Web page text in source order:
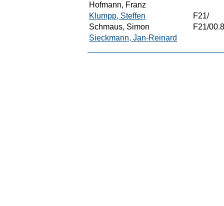
Hofmann, Franz
Klumpp, Steffen
F21/
Schmaus, Simon
F21/
Sieckmann, Jan-Reinard